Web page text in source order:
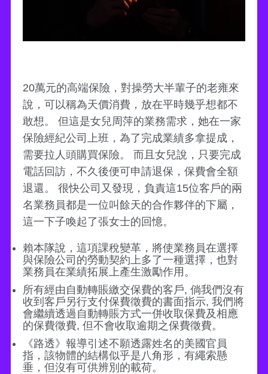
20萬元的高端保險，對操勞大半輩子的老雍來
說，可以稱為天價消費，放在平時幾乎想都不
敢想。 但這是女兒周萍的業務需求，她在一家
保險經紀公司上班，為了完成業績多拿提成，
需要拉人頭購買保險。 而且女兒說，只要完成
電話回訪，不久後便可申請退保，保費會全額
退還。 很快公司又發現，負責這15位客戶的兩
名業務員都是一位叫餘天的合作夥伴的下屬，
這一下子喚起了張女士的回憶。
賴本隊說，這項課稅變革，將使業務員在選擇
與保險公司的勞動契約上多了一種選擇，也對
業務員在業績拓展上產生激勵作用。
所有經由自動轉賬繳交保費的客戶, 倘我們沒有
收到客戶另行支付保費徵費的書面指示, 我們將
會繼續透過自動轉賬方式一併收取保費及相應
的保費徵費, 但不會收取逾期之保費徵費。
《路透》報導引述不願透露姓名的美國官員
指，該物體的結構似乎是八角形，有繩索懸
垂，但沒有可供辨別的載荷。